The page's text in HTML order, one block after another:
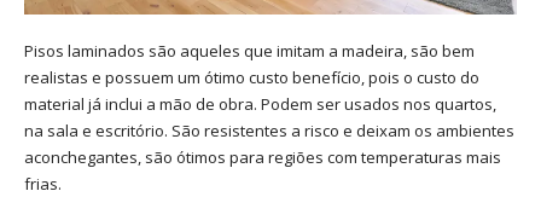
Pisos laminados são aqueles que imitam a madeira, são bem
realistas e possuem um ótimo custo benefício, pois o custo do
material já inclui a mão de obra. Podem ser usados nos quartos,
na sala e escritório. São resistentes a risco e deixam os ambientes
aconchegantes, são ótimos para regiões com temperaturas mais
frias.